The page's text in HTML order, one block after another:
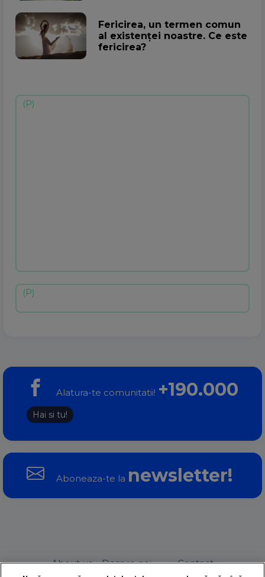
Fericirea, un termen comun
al existenței noastre. Ce este
fericirea?
Alatura-te comunitatii! +190.000
Hai si tu!
Aboneaza-te la newsletter!
About us – Despre noi Contact